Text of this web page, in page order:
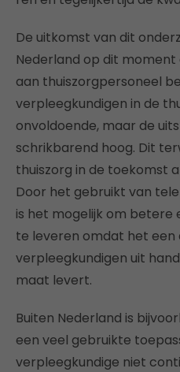
De uitkomst van dit
Nederland op dit
aan thuiszorgpersoneel
verpleegkundigen in de
onvoldoende, maar de
schrikbarend hoog. Dit
thuiszorg in de toekomst
Door het gebruikt van
is het mogelijk om betere
te leveren omdat het een
verpleegkundigen uit
maat levert.
Buiten Nederland is
een veel gebruikte
verpleegkundige niet